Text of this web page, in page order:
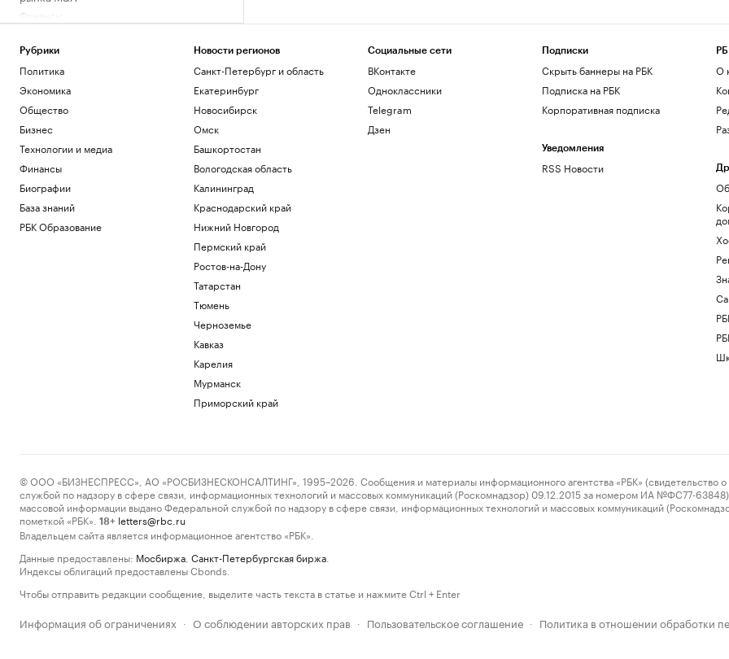
Финансы
произвести нужное впечатление (18+)
Мирра Андреева уверенно вышла в
третий круг турнира в Торонто
Спорт
В Грузии начали расследование
россиянам
Политика
Рубрики
Политика
Экономика
Общество
Бизнес
Технологии и медиа
Финансы
Биографии
База знаний
РБК Образование
Новости регионов
Санкт-Петербург и область
Екатеринбург
Новосибирск
Омск
Башкортостан
Вологодская область
Калининград
Краснодарский край
Нижний Новгород
Пермский край
Ростов-на-Дону
Татарстан
Тюмень
Черноземье
Кавказ
Карелия
Мурманск
Приморский край
Социальные сети
ВКонтакте
Одноклассники
Telegram
Дзен
Подписки
Скрыть баннеры на РБК
Подписка на РБК
Корпоративная подписка
Уведомления
RSS Новости
О
© ООО «БИЗНЕСПРЕСС», АО «РОСБИЗНЕСКОНСАЛТИНГ», 1995–2026. Сообщения и материалы информационного агентства «РБК» (свидетельство о
службой по надзору в сфере связи, информационных технологий и массовых коммуникаций (Роскомнадзор) 09.12.2015 за номером ИА №ФС77-63848)
массовой информации выдано Федеральной службой по надзору в сфере связи, информационных технологий и массовых коммуникаций
пометкой «РБК».
18+ letters@rbc.ru
Владельцем сайта является информационное агентство «РБК».
Данные предоставлены: Мосбиржа Санкт-Петербургская биржа
Индексы облигаций предоставлены Cbonds.
Чтобы отправить редакции сообщение, выделите часть текста в статье и нажмите Ctrl + Enter
Информация об ограничениях · О соблюдении авторских прав · Пользовательское соглашение · Политика в отношении обработки